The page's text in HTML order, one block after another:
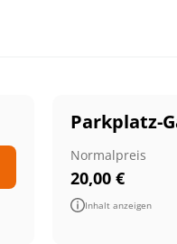
Parkplatz-
Normalpreis
20,00€
Inhalt anzeigen